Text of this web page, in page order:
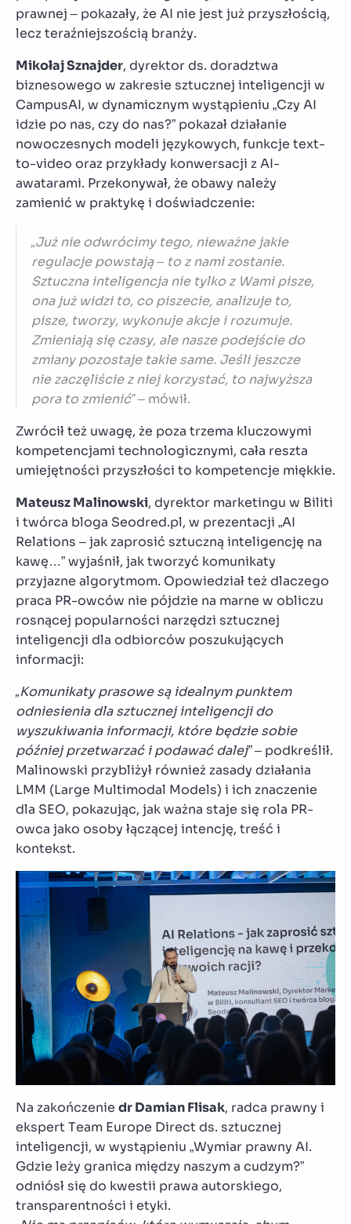
prawnej – pokazały, że AI nie jest już przyszłością,
lecz teraźniejszością branży.
Mikołaj Sznajder, dyrektor ds. doradztwa
biznesowego w zakresie sztucznej inteligencji w
CampusAI, w dynamicznym wystąpieniu „Czy AI
idzie po nas, czy do nas?” pokazał działanie
nowoczesnych modeli językowych, funkcje text-
to-video oraz przykłady konwersacji z AI-
awatarami. Przekonywał, że obawy należy
zamienić w praktykę i doświadczenie:
„Już nie odwrócimy tego, nieważne jakie
regulacje powstają – to z nami zostanie.
Sztuczna inteligencja nie tylko z Wami pisze,
ona już widzi to, co piszecie, analizuje to,
pisze, tworzy, wykonuje akcje i rozumuje.
Zmieniają się czasy, ale nasze podejście do
zmiany pozostaje takie same. Jeśli jeszcze
nie zaczęliście z niej korzystać, to najwyższa
pora to zmienić”– mówił.
Zwrócił też uwagę, że poza trzema kluczowymi
kompetencjami technologicznymi, cała reszta
umiejętności przyszłości to kompetencje miękkie.
Mateusz Malinowski, dyrektor marketingu w Biliti
i twórca bloga Seodred.pl, w prezentacji „AI
Relations – jak zaprosić sztuczną inteligencję na
kawę…” wyjaśnił, jak tworzyć komunikaty
przyjazne algorytmom. Opowiedział też dlaczego
praca PR-owców nie pójdzie na marne w obliczu
rosnącej popularności narzędzi sztucznej
inteligencji dla odbiorców poszukujących
informacji:
„Komunikaty prasowe są idealnym punktem
odniesienia dla sztucznej inteligencji do
wyszukiwania informacji, które będzie sobie
później przetwarzać i podawać dalej”– podkreślił.
Malinowski przybliżył również zasady działania
LMM (Large Multimodal Models) i ich znaczenie
dla SEO, pokazując, jak ważna staje się rola PR-
owca jako osoby łączącej intencję, treść i
kontekst.
Na zakończenie dr Damian Flisak, radca prawny i
ekspert Team Europe Direct ds. sztucznej
inteligencji, w wystąpieniu „Wymiar prawny AI.
Gdzie leży granica między naszym a cudzym?”
odniósł się do kwestii prawa autorskiego,
transparentności i etyki.